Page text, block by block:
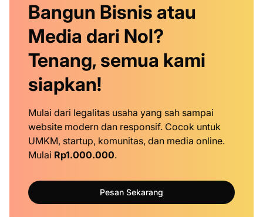
Bangun Bisnis atau
Media dari Nol?
Tenang, semua kami
siapkan!
Mulai dari legalitas usaha yang sah sampai
website modern dan responsif. Cocok untuk
UMKM, startup, komunitas, dan media online.
Mulai Rp1.000.000.
Pesan Sekarang